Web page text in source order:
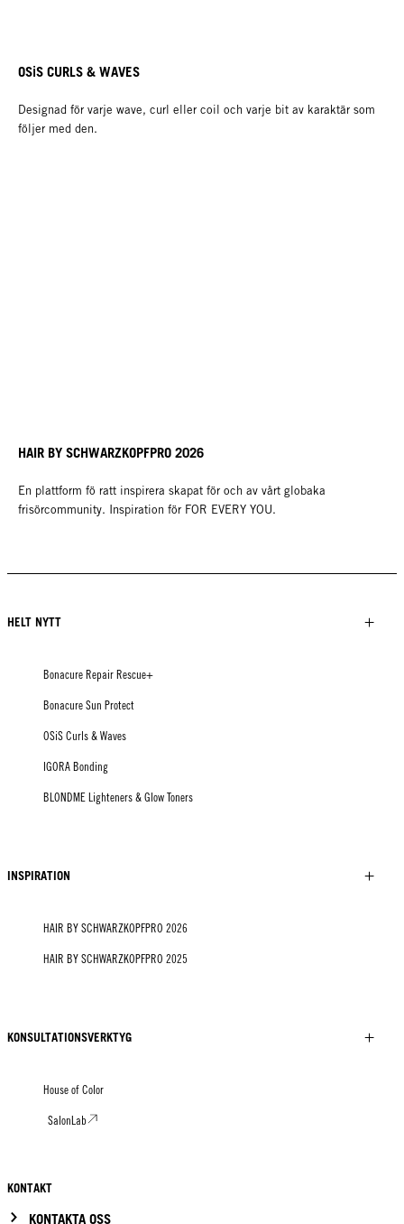
OSiS CURLS & WAVES
Designad för varje wave, curl eller coil och varje bit av karaktär som
följer med den.
HAIR BY SCHWARZKOPFPRO 2026
En plattform fö ratt inspirera skapat för och av vårt globaka
frisörcommunity. Inspiration för FOR EVERY YOU.
HELT NYTT
Bonacure Repair Rescue+
Bonacure Sun Protect
OSiS Curls & Waves
IGORA Bonding
BLONDME Lighteners & Glow Toners
INSPIRATION
HAIR BY SCHWARZKOPFPRO 2026
HAIR BY SCHWARZKOPFPRO 2025
KONSULTATIONSVERKTYG
House of Color
SalonLab
KONTAKT
KONTAKTA OSS